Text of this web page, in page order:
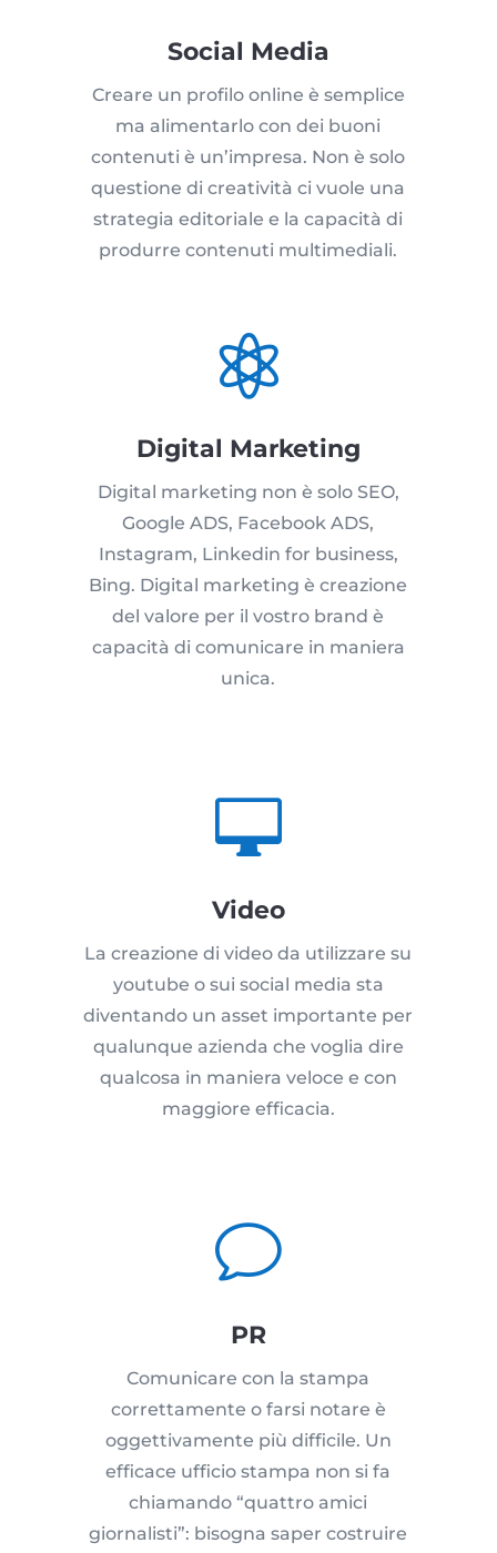
Social Media
Creare un profilo online è semplice
ma alimentarlo con dei buoni
contenuti è un’impresa. Non è solo
questione di creatività ci vuole una
strategia editoriale e la capacità di
produrre contenuti multimediali.

Digital Marketing
Digital marketing non è solo SEO,
Google ADS, Facebook ADS,
Instagram, Linkedin for business,
Bing. Digital marketing è creazione
del valore per il vostro brand è
capacità di comunicare in maniera
unica.

Video
La creazione di video da utilizzare su
youtube o sui social media sta
diventando un asset importante per
qualunque azienda che voglia dire
qualcosa in maniera veloce e con
maggiore efficacia.
v
PR
Comunicare con la stampa
correttamente o farsi notare è
oggettivamente più difficile. Un
efficace ufficio stampa non si fa
chiamando “quattro amici
giornalisti”: bisogna saper costruire